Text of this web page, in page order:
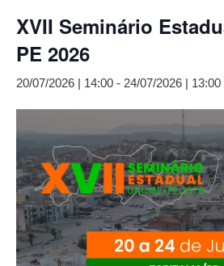
XVII Seminário
PE 2026
20/07/2026 | 14:00 - 24/07/2026 | 13:00